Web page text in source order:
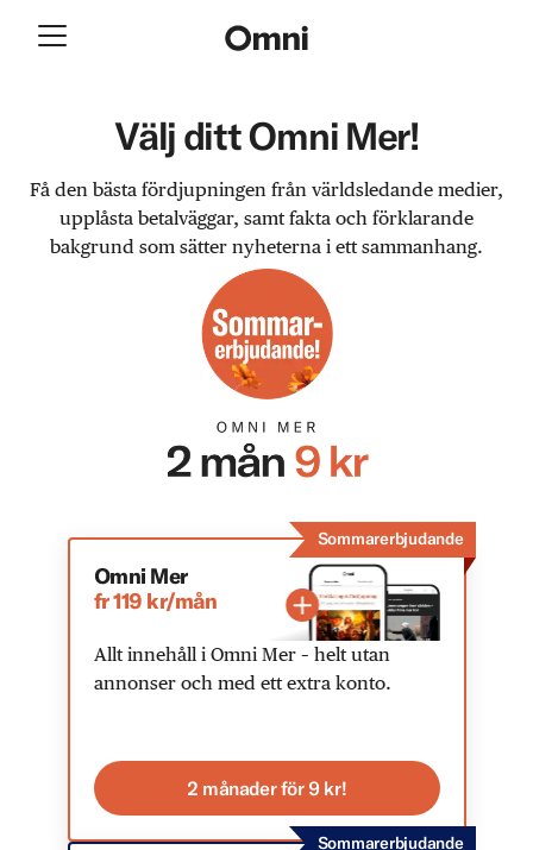
Välj ditt Omni Mer!
Få den bästa fördjupningen från världsledande medier,
upplåsta betalväggar, samt fakta och förklarande
bakgrund som sätter nyheterna i ett sammanhang.
Sommarerbjudande
Omni Mer
fr 119 kr/mån
Allt innehåll i Omni Mer – helt utan
annonser och med ett extra konto.
2 månader för 9 kr!
Sommarerbjudande